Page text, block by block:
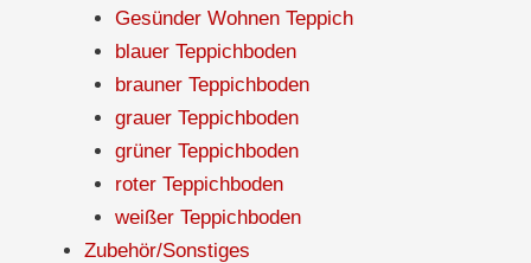
Gesünder Wohnen Teppich
blauer Teppichboden
brauner Teppichboden
grauer Teppichboden
grüner Teppichboden
roter Teppichboden
weißer Teppichboden
Zubehör/Sonstiges